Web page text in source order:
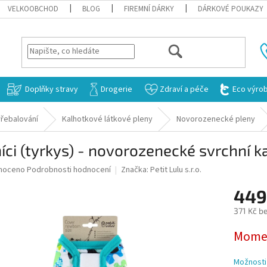
VELKOOBCHOD BLOG FIREMNÍ DÁRKY DÁRKOVÉ POUKAZY
HLEDAT
Doplňky stravy Drogerie Zdraví a péče Eco
Kalhotkové látkové pleny Novorozenecké pleny
(tyrkys) - novorozenecké svrchní
Podrobnosti hodnocení Značka: Petit Lulu s.r.o.
371 Kč
cena: